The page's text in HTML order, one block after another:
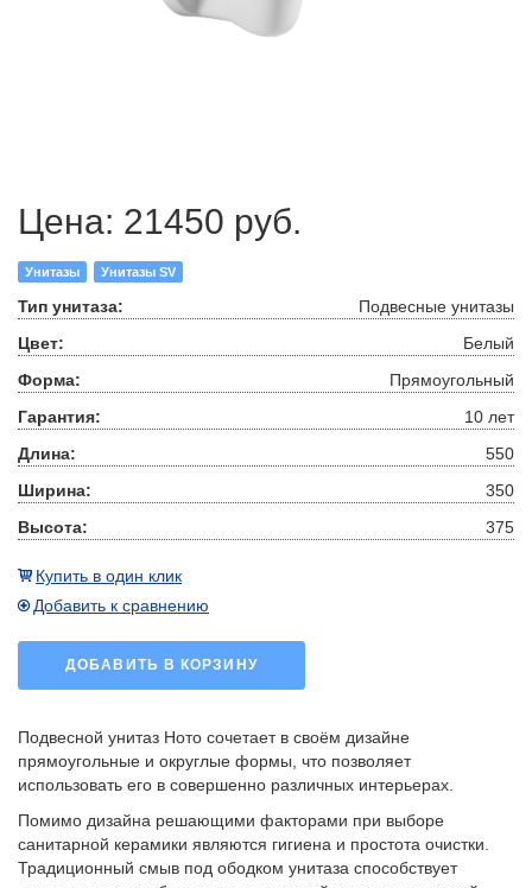
Цена: 21450 руб.
Унитазы Унитазы SV
Тип унитаза:
Подвесные унитазы
Цвет:
Белый
Форма:
Прямоугольный
Гарантия:
10 лет
Длина:
550
Ширина:
350
Высота:
375
Купить в один клик
Добавить к сравнению
ДОБАВИТЬ В КОРЗИНУ
Подвесной унитаз Ното сочетает в своём дизайне
прямоугольные и округлые формы, что позволяет
использовать его в совершенно различных интерьерах.
Помимо дизайна решающими факторами при выборе
санитарной керамики являются гигиена и простота очистки.
Традиционный смыв под ободком унитаза способствует